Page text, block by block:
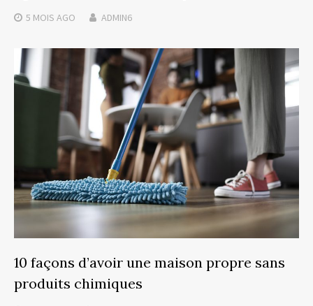
5 MOIS AGO ADMIN6
10 façons d’avoir une maison propre sans
produits chimiques